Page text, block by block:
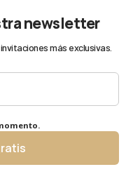
newsletter
más exclusivas.